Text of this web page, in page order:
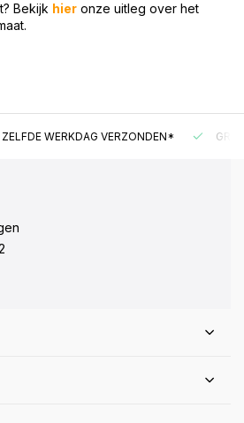
Bekijk hier onze uitleg over het
WERKDAG VERZONDEN*